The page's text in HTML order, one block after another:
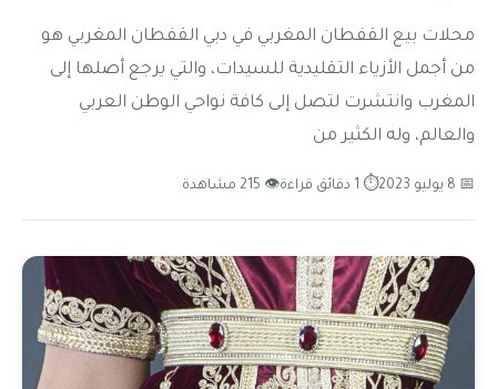
محلات بيع القفطان المغربي في دبي القفطان المغربي هو
من أجمل الأزياء التقليدية للسيدات، والتي يرجع أصلها إلى
المغرب وانتشرت لتصل إلى كافة نواحي الوطن العربي
والعالم، وله الكثير من
📅 8 يوليو 2023 ⏱ 1 دقائق قراءة 👁 215 مشاهدة